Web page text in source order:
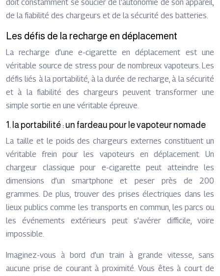
doit constamment se soucier de l’autonomie de son appareil,
de la fiabilité des chargeurs et de la sécurité des batteries.
Les défis de la recharge en déplacement
La recharge d’une e-cigarette en déplacement est une
véritable source de stress pour de nombreux vapoteurs. Les
défis liés à la portabilité, à la durée de recharge, à la sécurité
et à la fiabilité des chargeurs peuvent transformer une
simple sortie en une véritable épreuve.
1. la portabilité : un fardeau pour le vapoteur nomade
La taille et le poids des chargeurs externes constituent un
véritable frein pour les vapoteurs en déplacement. Un
chargeur classique pour e-cigarette peut atteindre les
dimensions d’un smartphone et peser près de 200
grammes. De plus, trouver des prises électriques dans les
lieux publics comme les transports en commun, les parcs ou
les événements extérieurs peut s’avérer difficile, voire
impossible.
Imaginez-vous à bord d’un train à grande vitesse, sans
aucune prise de courant à proximité. Vous êtes à court de